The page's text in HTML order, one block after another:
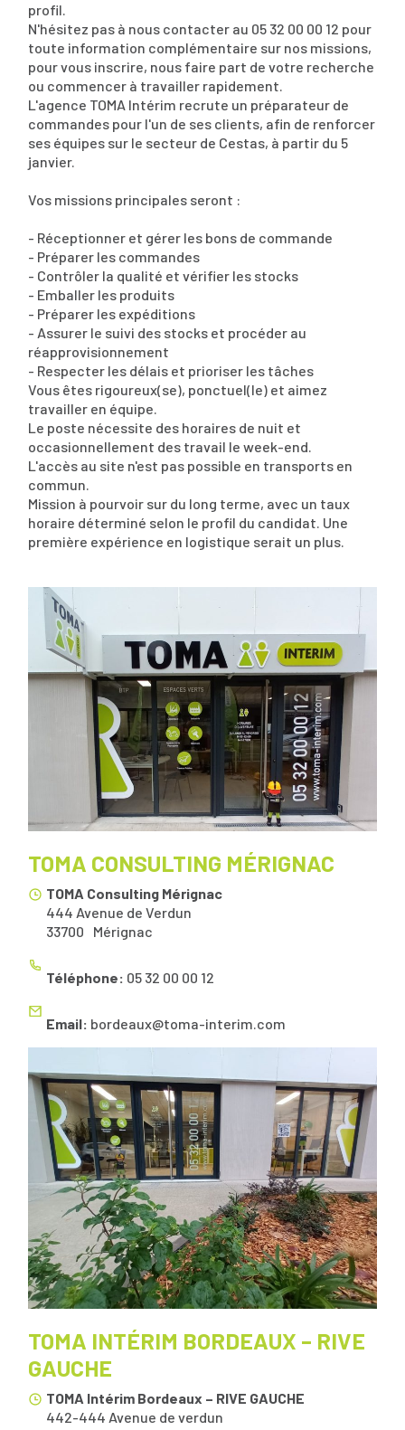
profil.
N'hésitez pas à nous contacter au 05 32 00 00 12 pour
toute information complémentaire sur nos missions,
pour vous inscrire, nous faire part de votre recherche
ou commencer à travailler rapidement.
L'agence TOMA Intérim recrute un préparateur de
commandes pour l'un de ses clients, afin de renforcer
ses équipes sur le secteur de Cestas, à partir du 5
janvier.
Vos missions principales seront :
- Réceptionner et gérer les bons de commande
- Préparer les commandes
- Contrôler la qualité et vérifier les stocks
- Emballer les produits
- Préparer les expéditions
- Assurer le suivi des stocks et procéder au
réapprovisionnement
- Respecter les délais et prioriser les tâches
Vous êtes rigoureux(se), ponctuel(le) et aimez
travailler en équipe.
Le poste nécessite des horaires de nuit et
occasionnellement des travail le week-end.
L'accès au site n'est pas possible en transports en
commun.
Mission à pourvoir sur du long terme, avec un taux
horaire déterminé selon le profil du candidat. Une
première expérience en logistique serait un plus.
TOMA CONSULTING MÉRIGNAC
TOMA Consulting Mérignac
444 Avenue de Verdun
Mérignac
33700
Téléphone: 05 32 00 00 12
Email: bordeaux@toma-interim.com
TOMA INTÉRIM BORDEAUX – RIVE
GAUCHE
TOMA Intérim Bordeaux – RIVE GAUCHE
442-444 Avenue de verdun